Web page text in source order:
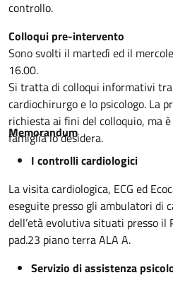
controllo.
Colloqui pre-intervento
Sono svolti il martedì ed il
16.00.
Si tratta di colloqui informativi
cardiochirurgo e lo psicologo. La
richiesta ai fini del colloquio, ma
famiglia lo desidera.
Memorandum
I controlli cardiologici
La visita cardiologica, ECG ed
eseguite presso gli ambulatori di
dell’età evolutiva situati presso il
pad.23 piano terra ALA A.
Servizio di assistenza